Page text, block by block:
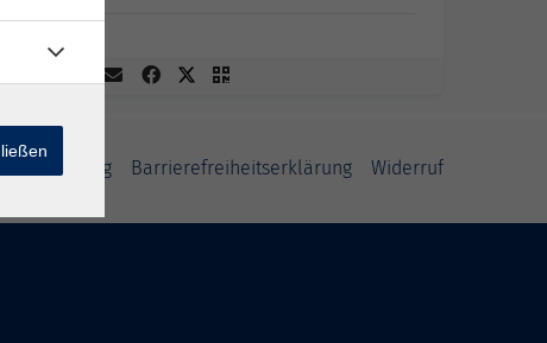
Barrierefreiheitserklärung Widerruf